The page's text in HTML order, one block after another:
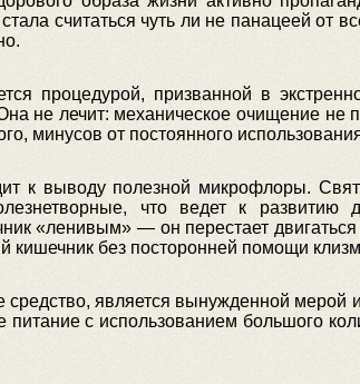
считаться чуть ли не панацеей от
процедурой, призванной в
не лечит: механическое очищение
минусов от постоянного
к выводу полезной микрофлоры.
что ведет к развитию
«ленивым» — он перестает
кишечник без посторонней помощи
средство, является вынужденной
питание с использованием большого